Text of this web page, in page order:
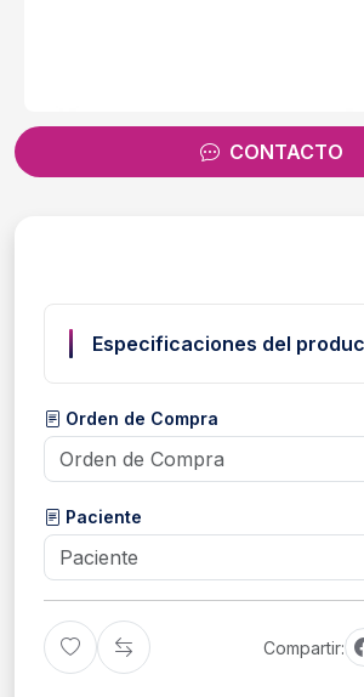
CONTACTO
Especificaciones del
Orden de Compra
Paciente
Compartir: